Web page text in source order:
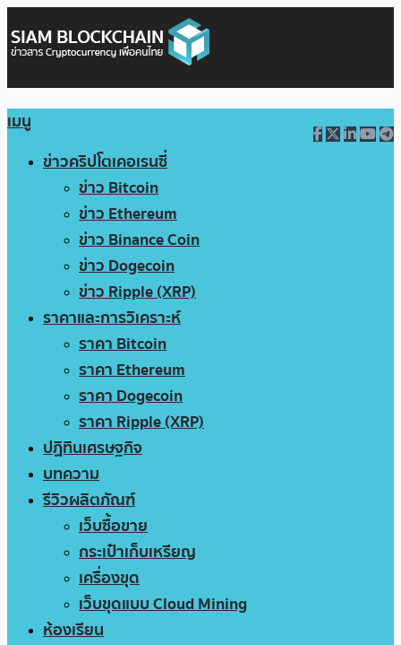
เมนู
ข่าวคริปโตเคอเรนซี่
ข่าว Bitcoin
ข่าว Ethereum
ข่าว Binance Coin
ข่าว Dogecoin
ข่าว Ripple (XRP)
ราคาและการวิเคราะห์
ราคา Bitcoin
ราคา Ethereum
ราคา Dogecoin
ราคา Ripple (XRP)
ปฏิทินเศรษฐกิจ
บทความ
รีวิวผลิตภัณฑ์
เว็บซื้อขาย
กระเป๋าเก็บเหรียญ
เครื่องขุด
เว็บขุดแบบ Cloud Mining
ห้องเรียน